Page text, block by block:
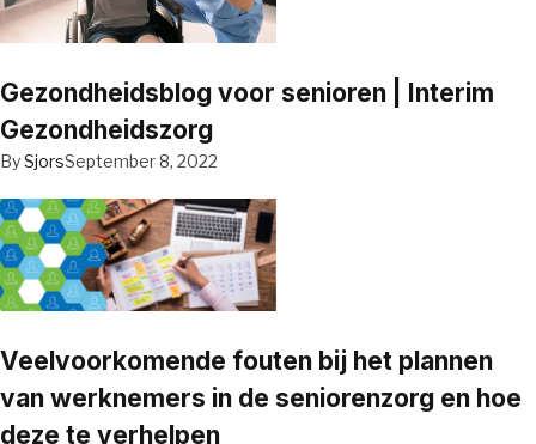
Gezondheidsblog voor senioren | Interim
Gezondheidszorg
BySjorsSeptember 8, 2022
Veelvoorkomende fouten bij het plannen
van werknemers in de seniorenzorg en hoe
deze te verhelpen